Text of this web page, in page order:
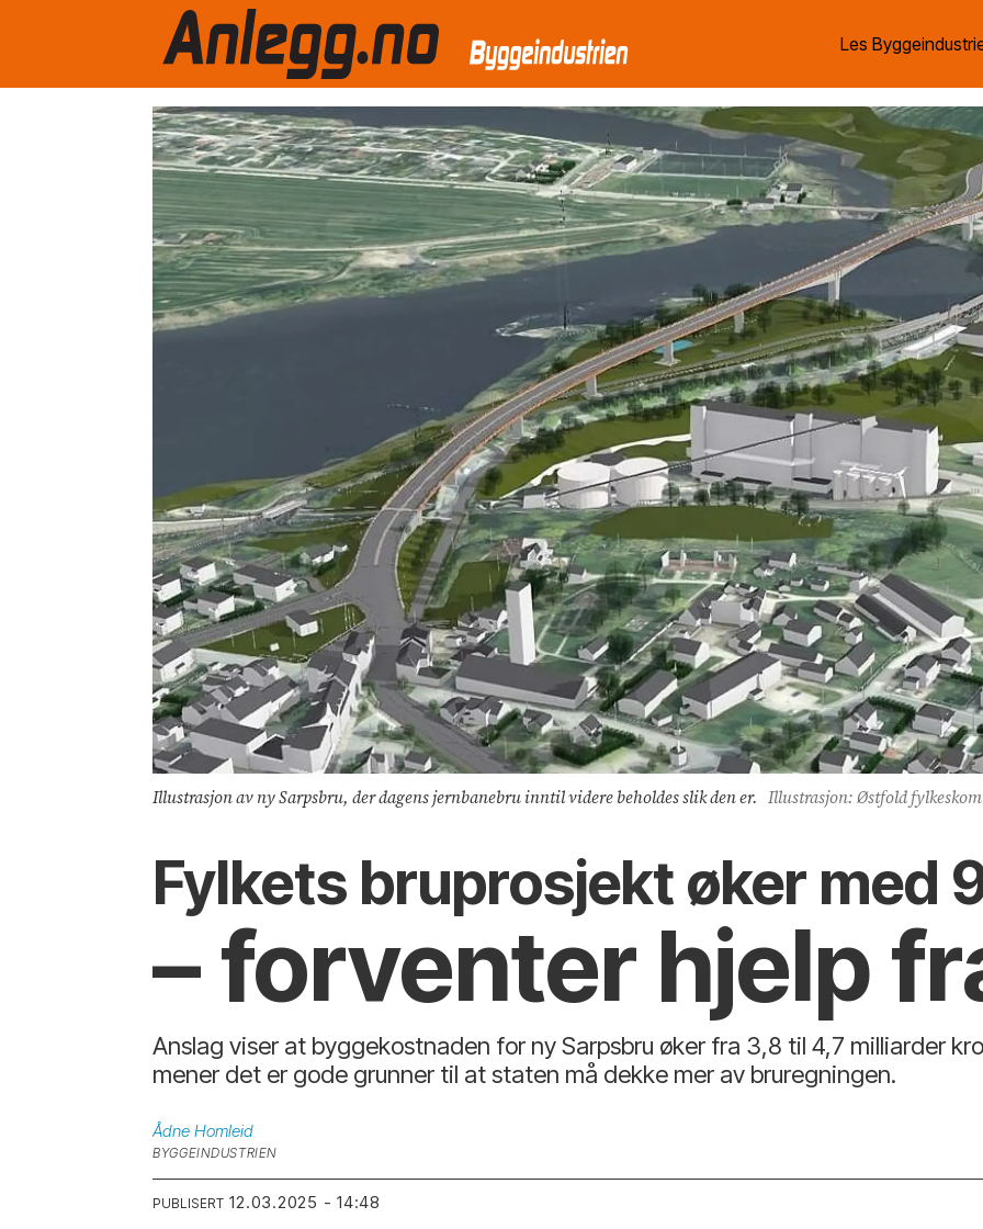
Les
Illustrasjon av ny Sarpsbru, der dagens jernbanebru inntil videre beholdes slik den er. Illustrasjon: Østfold
Fylkets bruprosjekt øker med
– forventer hjelp
Anslag viser at byggekostnaden for ny Sarpsbru øker fra 3,8 til 4,7 milliarder
mener det er gode grunner til at staten må dekke mer av bruregningen.
Ådne Homleid
BYGGEINDUSTRIEN
PUBLISERT 12.03.2025 - 14:48